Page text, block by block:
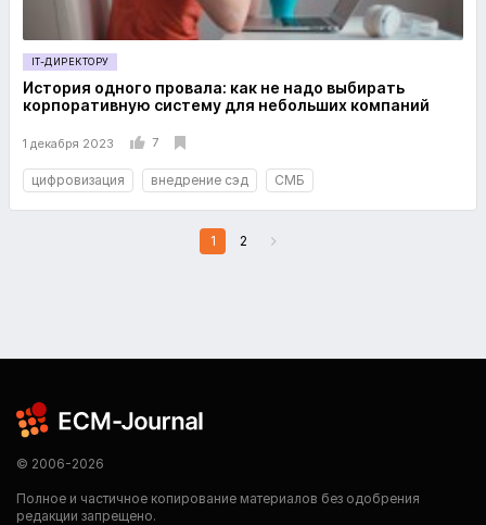
IT-ДИРЕКТОРУ
История одного провала: как не надо выбирать
корпоративную систему для небольших компаний
1 декабря 2023 7
цифровизация внедрение сэд СМБ
1 2
© 2006-2026
Полное и частичное копирование материалов без одобрения
редакции запрещено.